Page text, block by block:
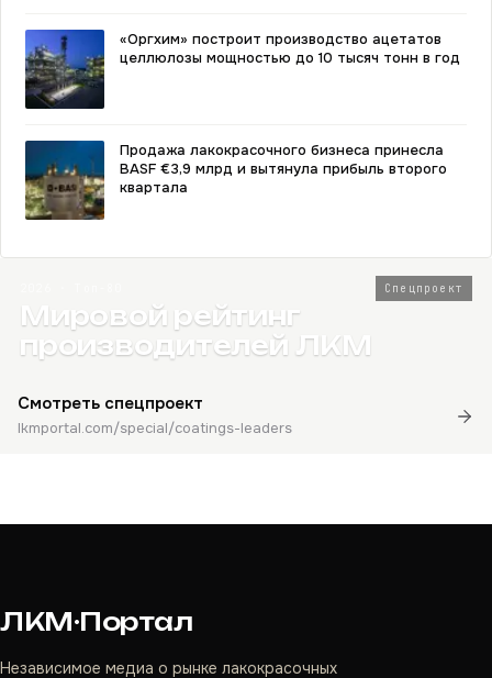
«Оргхим» построит производство ацетатов
целлюлозы мощностью до 10 тысяч тонн в год
Продажа лакокрасочного бизнеса принесла
BASF €3,9 млрд и вытянула прибыль второго
квартала
Спецпроект
Мировой рейтинг
производителей ЛКМ
Смотреть спецпроект
lkmportal.com/special/coatings-leaders
ЛКМ·Портал
Независимое медиа о рынке лакокрасочных